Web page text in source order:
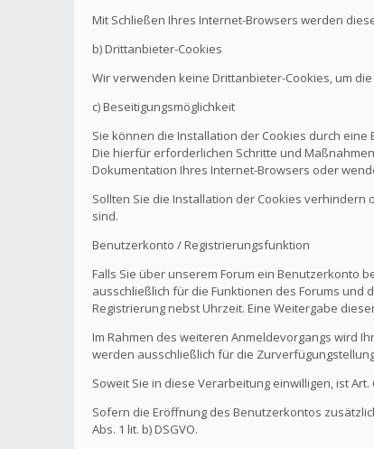
Mit Schließen Ihres Internet-Browsers werden
b) Drittanbieter-Cookies
Wir verwenden keine Drittanbieter-Cookies, um
c) Beseitigungsmöglichkeit
Sie können die Installation der Cookies durch
Die hierfür erforderlichen Schritte und
Dokumentation Ihres Internet-Browsers oder
Sollten Sie die Installation der Cookies
sind.
Benutzerkonto / Registrierungsfunktion
Falls Sie über unserem Forum ein Benutzerkonto
ausschließlich für die Funktionen des Forums
Registrierung nebst Uhrzeit. Eine Weitergabe
Im Rahmen des weiteren Anmeldevorgangs wird
werden ausschließlich für die
Soweit Sie in diese Verarbeitung einwilligen, ist
Sofern die Eröffnung des Benutzerkontos
Abs. 1 lit. b) DSGVO.